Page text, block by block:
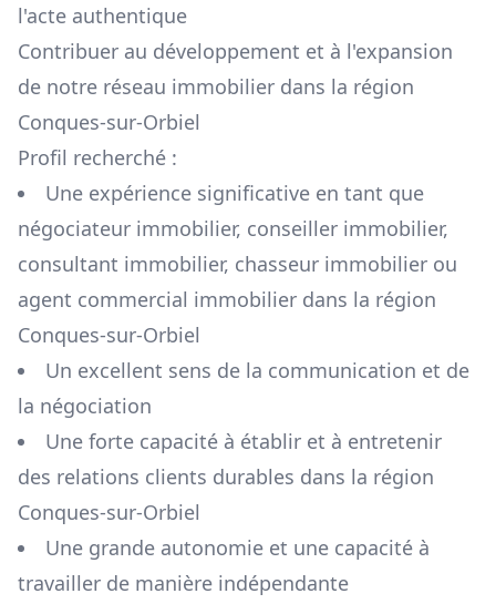
l'acte authentique
Contribuer au développement et à l'expansion
de notre réseau immobilier dans la région
Conques-sur-Orbiel
Profil recherché :
Une expérience significative en tant que
négociateur immobilier, conseiller immobilier,
consultant immobilier, chasseur immobilier ou
agent commercial immobilier dans la région
Conques-sur-Orbiel
Un excellent sens de la communication et de
la négociation
Une forte capacité à établir et à entretenir
des relations clients durables dans la région
Conques-sur-Orbiel
Une grande autonomie et une capacité à
travailler de manière indépendante